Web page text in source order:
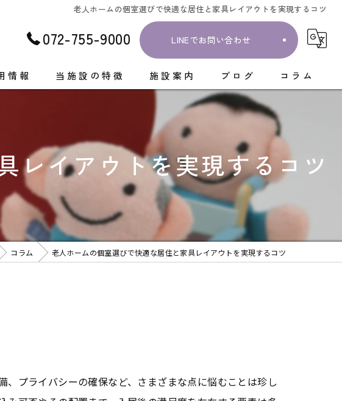
老人ホームの個室選びで快適な居住と家具レイアウトを実現するコツ
072-755-9000 LINEでお問い合わせ
情報 当施設の特徴
医療機関
レクリエーション
個室
食事
施設案内 ブログ コラム
レイアウトを実現するコツ
コラム 老人ホームの個室選びで快適な居住と家具レイアウトを実現するコツ
プライバシーの確保など、さまざまな点に悩むことは珍し